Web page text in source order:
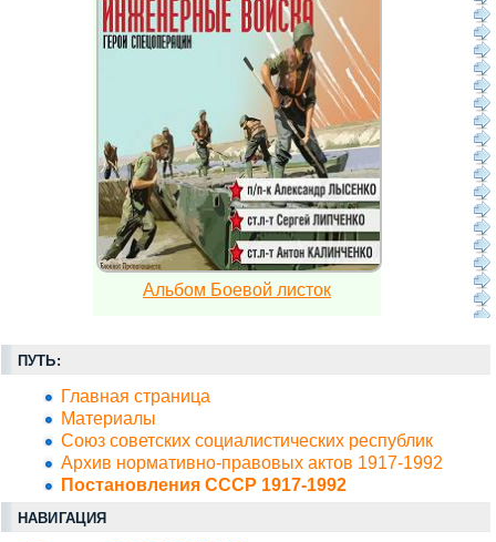
Альбом Боевой листок
ПУТЬ:
Главная страница
Материалы
Союз советских социалистических республик
Архив нормативно-правовых актов 1917-1992
Постановления СССР 1917-1992
НАВИГАЦИЯ